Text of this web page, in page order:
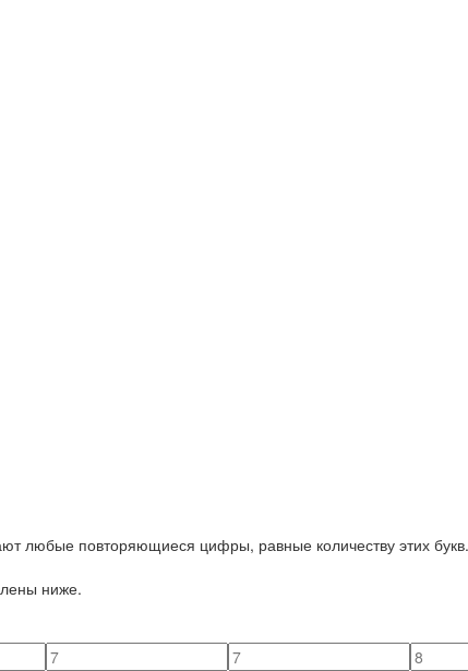
любые повторяющиеся цифры, равные количеству этих
ниже.